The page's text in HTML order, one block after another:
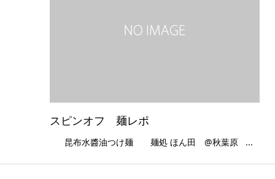
スピンオフ 麺レポ
昆布水醬油つけ麺 麺処 ほん田 @秋葉原 ...